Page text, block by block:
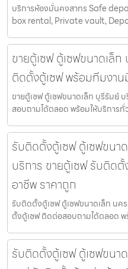
บริการห้องมั่นคงสาทร Safe
box rental, Private vault,
ขายตู้เซฟ ตู้เซฟขนาดเล็
ติดตั้งตู้เซฟ พร้อมทีมงาน
ขายตู้เซฟ ตู้เซฟขนาดเล็ก บุรีรัมย์
สอบถามได้ตลอด พร้อมให้บริการทั่
รับติดตั้งตู้เซฟ ตู้เซฟขนา
บริการ ขายตู้เซฟ รับติด
อาชีพ ราคาถูก
รับติดตั้งตู้เซฟ ตู้เซฟขนาดเล็ก นค
ตั้งตู้เซฟ ติดต่อสอบถามได้ตลอด พ
รับติดตั้งตู้เซฟ ตู้เซฟขนา